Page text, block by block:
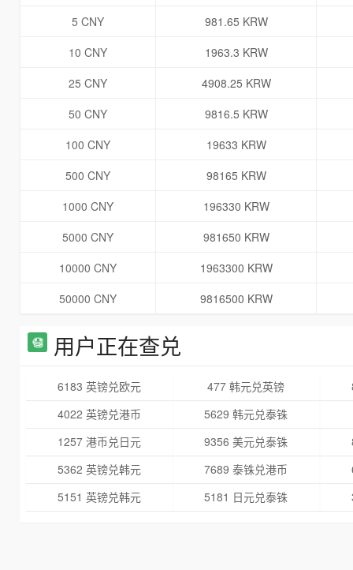
5 CNY
981.65 KRW
10 CNY
1963.3 KRW
25 CNY
4908.25 KRW
50 CNY
9816.5 KRW
100 CNY
19633 KRW
500 CNY
98165 KRW
1000 CNY
196330 KRW
5000 CNY
981650 KRW
10000 CNY
1963300 KRW
50000 CNY
9816500 KRW
用户正在查兑
6183 英镑兑欧元 477 韩元兑英镑
4022 英镑兑港币
5629 韩元兑泰铢
1257 港币兑日元
9356 美元兑泰铢
5362 英镑兑韩元
7689 泰铢兑港币
5151 英镑兑韩元
5181 日元兑泰铢